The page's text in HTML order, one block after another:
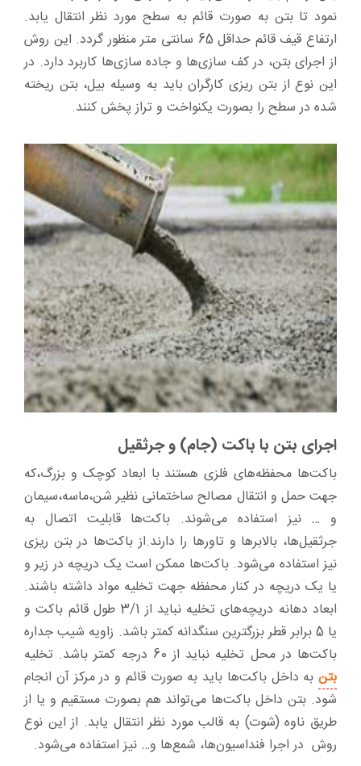
نمود تا بتن به صورت قائم به سطح مورد نظر انتقال یابد.
ارتفاع قیف قائم حداقل 65 سانتی متر منظور گردد. این روش
از اجرای بتن، در کف سازی‌ها و جاده سازی‌ها کاربرد دارد. در
این نوع از بتن ریزی کارگران باید به وسیله بیل، بتن ریخته
شده در سطح را بصورت یکنواخت و تراز پخش کنند.
اجرای بتن با باکت (جام) و جرثقیل
باکت‌ها محفظه‌های فلزی هستند با ابعاد کوچک و بزرگ،که
جهت حمل و انتقال مصالح ساختمانی نظیر شن،ماسه،سیمان
و … نیز استفاده می‌شوند. باکت‌ها قابلیت اتصال به
جرثقیل‌ها، بالابرها و تاور‌ها را دارند.از باکت‌ها در بتن ریزی
نیز استفاده می‌شود. باکت‌ها ممکن است یک دریچه در زیر و
یا یک دریچه در کنار محفظه جهت تخلیه مواد داشته باشند.
ابعاد دهانه دریچه‌های تخلیه نباید از 3/1 طول قائم باکت و
یا 5 برابر قطر بزرگترین سنگدانه کمتر باشد. زاویه شیب جداره
باکت‌ها در محل تخلیه نباید از 60 درجه کمتر باشد. تخلیه
بتن به داخل باکت‌ها باید به صورت قائم و در مرکز آن انجام
شود. بتن داخل باکت‌ها می‌تواند هم بصورت مستقیم و یا از
طریق ناوه (شوت) به قالب مورد نظر انتقال یابد. از این نوع
روش در اجرا فنداسیون‌ها، شمع‌ها و… نیز استفاده می‌شود.